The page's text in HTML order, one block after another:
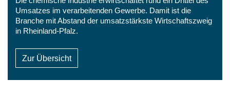
Umsatzes im verarbeitenden Gewerbe. Damit ist die
Branche mit Abstand der umsatzstärkste Wirtschaftszweig
in Rheinland-Pfalz.
Zur Übersicht